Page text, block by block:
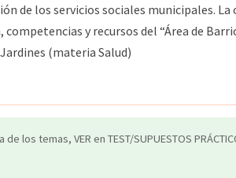
de los servicios sociales municipales.
y recursos del “Área de
Jardines (materia Salud)
los temas, VER en TEST/SUPUESTOS